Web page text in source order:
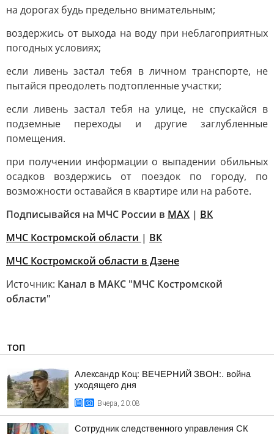
на дорогах будь предельно внимательным;
воздержись от выхода на воду при неблагоприятных
погодных условиях;
если ливень застал тебя в личном транспорте, не
пытайся преодолеть подтопленные участки;
если ливень застал тебя на улице, не спускайся в
подземные переходы и другие заглубленные
помещения.
при получении информации о выпадении обильных
осадков воздержись от поездок по городу, по
возможности оставайся в квартире или на работе.
Подписывайся на МЧС России в MAX | ВК
МЧС Костромской области | ВК
МЧС Костромской области в Дзене
Источник: Канал в МАКС "МЧС Костромской
области"
ТОП
Александр Коц: ВЕЧЕРНИЙ ЗВОН:. война
уходящего дня
Вчера, 20:08
Сотрудник следственного управления СК